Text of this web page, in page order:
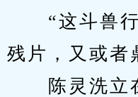
“这斗兽行
残片，又或者
陈灵洗立在